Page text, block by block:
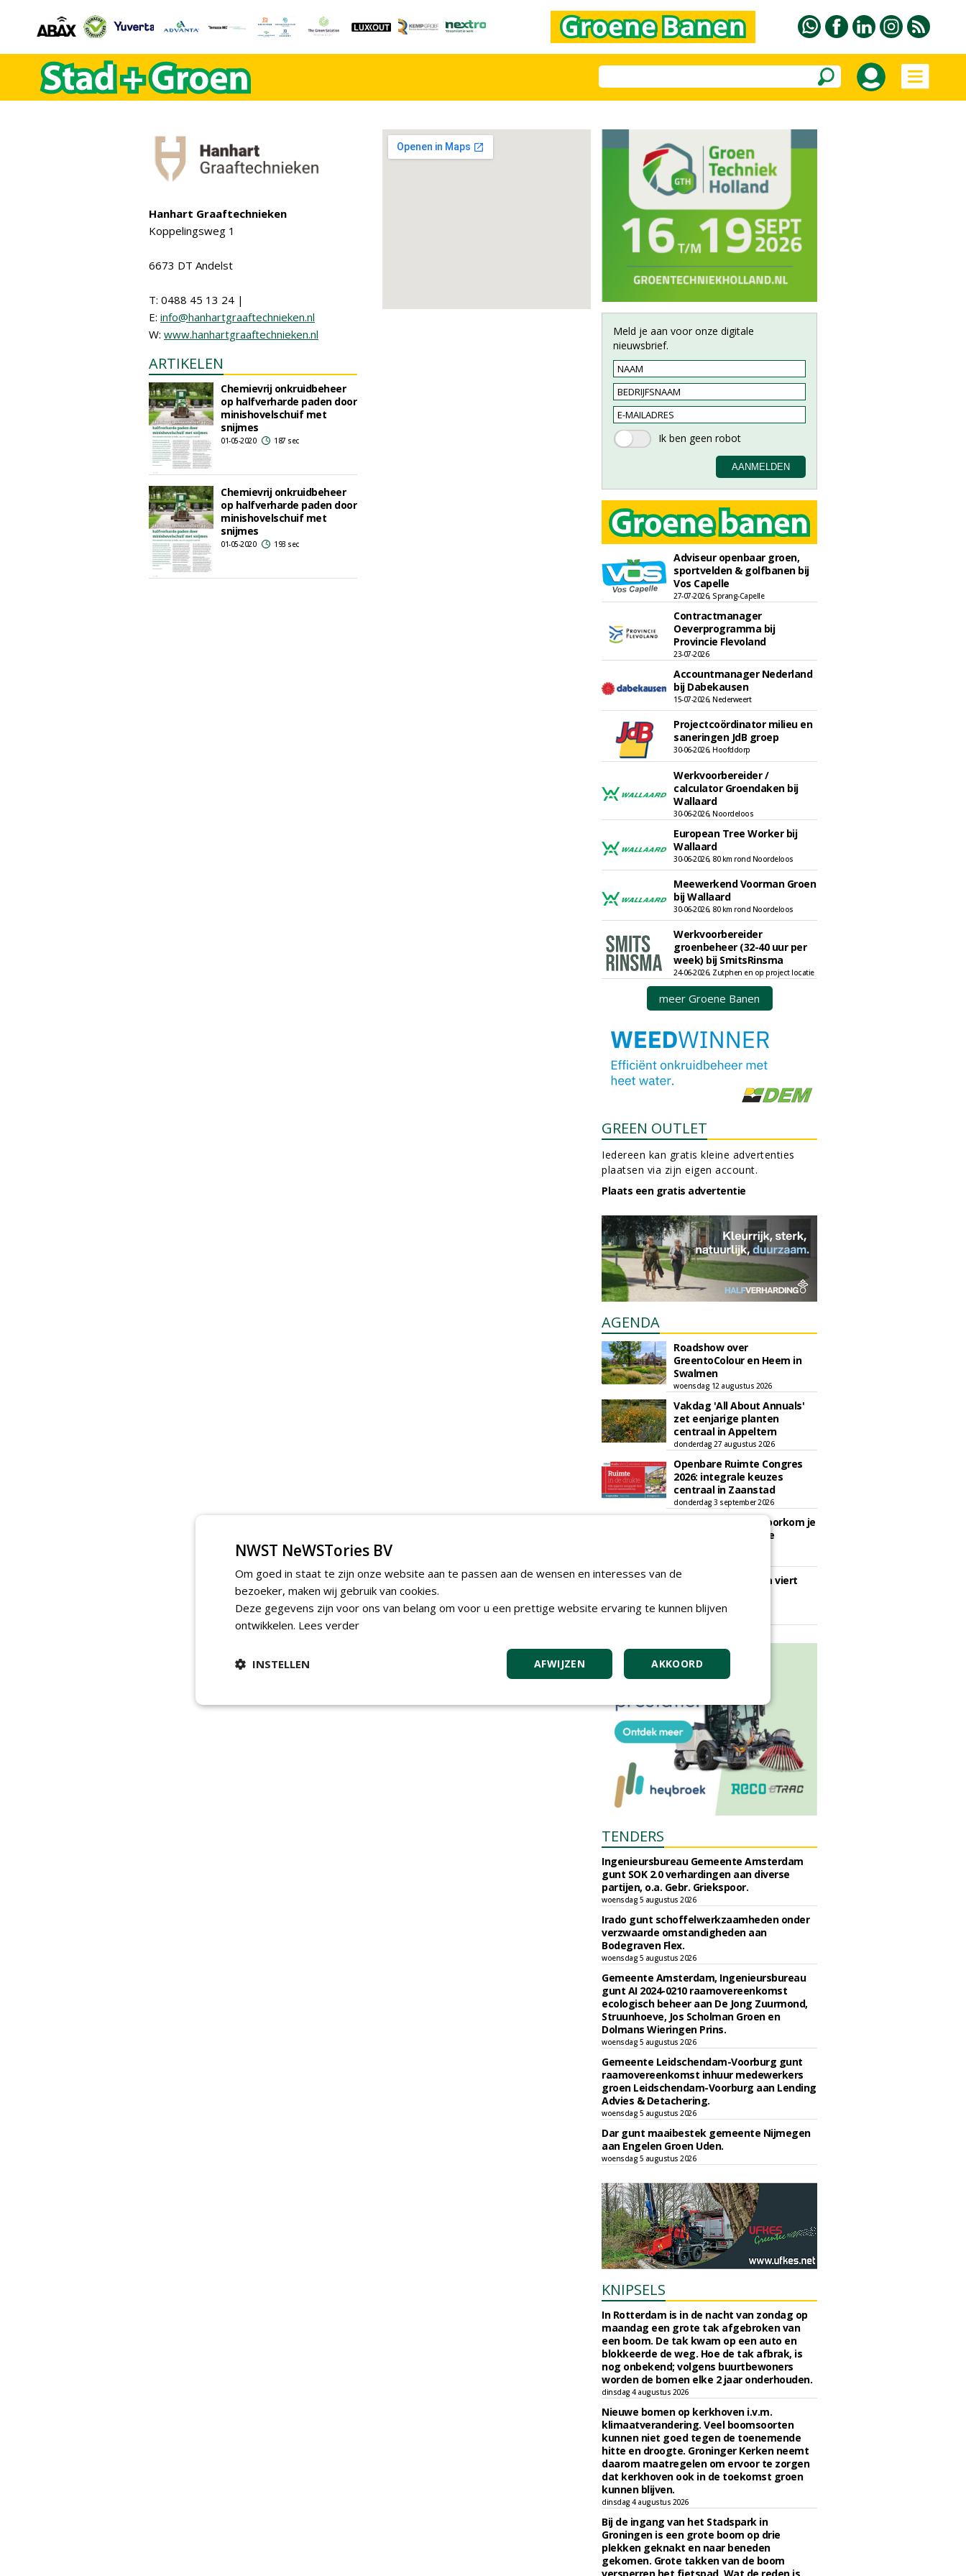
Hanhart Graaftechnieken
Koppelingsweg 1
6673 DT Andelst
T: 0488 45 13 24 |
E: info@hanhartgraaftechnieken.nl
W: www.hanhartgraaftechnieken.nl
ARTIKELEN
Chemievrij onkruidbeheer
op halfverharde paden door
minishovelschuif met
snijmes
01-05-2020 187 sec
Chemievrij onkruidbeheer
op halfverharde paden door
minishovelschuif met
snijmes
01-05-2020 193 sec
Meld je aan voor onze digitale
nieuwsbrief.
Adviseur openbaar groen,
sportvelden & golfbanen bij
Vos Capelle
27-07-2026, Sprang-Capelle
Contractmanager
Oeverprogramma bij
Provincie Flevoland
23-07-2026
Accountmanager Nederland
bij Dabekausen
15-07-2026, Nederweert
Projectcoördinator milieu en
saneringen JdB groep
30-06-2026, Hoofddorp
Werkvoorbereider /
calculator Groendaken bij
Wallaard
30-06-2026, Noordeloos
European Tree Worker bij
Wallaard
30-06-2026, 80 km rond Noordeloos
Meewerkend Voorman Groen
bij Wallaard
30-06-2026, 80 km rond Noordeloos
Werkvoorbereider
groenbeheer (32-40 uur per
week) bij SmitsRinsma
24-06-2026, Zutphen en op project locatie
meer Groene Banen
GREEN OUTLET
Iedereen kan gratis kleine advertenties
plaatsen via zijn eigen account.
Plaats een gratis advertentie
AGENDA
Roadshow over
GreentoColour en Heem in
Swalmen
woensdag 12 augustus 2026
Vakdag 'All About Annuals'
zet eenjarige planten
centraal in Appeltern
donderdag 27 augustus 2026
Openbare Ruimte Congres
2026: integrale keuzes
centraal in Zaanstad
donderdag 3 september 2026
Lunchwebinar: zo voorkom je
dat natuurinclusieve
Rooftop Symposium viert
dakontwikkeling
TENDERS
Ingenieursbureau Gemeente Amsterdam
gunt SOK 2.0 verhardingen aan diverse
partijen, o.a. Gebr. Griekspoor.
woensdag 5 augustus 2026
Irado gunt schoffelwerkzaamheden onder
verzwaarde omstandigheden aan
Bodegraven Flex.
woensdag 5 augustus 2026
Gemeente Amsterdam, Ingenieursbureau
gunt AI 2024-0210 raamovereenkomst
ecologisch beheer aan De Jong Zuurmond,
Struunhoeve, Jos Scholman Groen en
Dolmans Wieringen Prins.
woensdag 5 augustus 2026
Gemeente Leidschendam-Voorburg gunt
raamovereenkomst inhuur medewerkers
groen Leidschendam-Voorburg aan Lending
Advies & Detachering.
woensdag 5 augustus 2026
Dar gunt maaibestek gemeente Nijmegen
aan Engelen Groen Uden.
woensdag 5 augustus 2026
KNIPSELS
In Rotterdam is in de nacht van zondag op
maandag een grote tak afgebroken van
een boom. De tak kwam op een auto en
blokkeerde de weg. Hoe de tak afbrak, is
nog onbekend; volgens buurtbewoners
worden de bomen elke 2 jaar onderhouden.
dinsdag 4 augustus 2026
Nieuwe bomen op kerkhoven i.v.m.
klimaatverandering. Veel boomsoorten
kunnen niet goed tegen de toenemende
hitte en droogte. Groninger Kerken neemt
daarom maatregelen om ervoor te zorgen
dat kerkhoven ook in de toekomst groen
kunnen blijven.
dinsdag 4 augustus 2026
Bij de ingang van het Stadspark in
Groningen is een grote boom op drie
plekken geknakt en naar beneden
gekomen. Grote takken van de boom
NWST NeWSTories BV
Om goed in staat te zijn onze website aan te passen aan de wensen en interesses van de
bezoeker, maken wij gebruik van cookies.
Deze gegevens zijn voor ons van belang om voor u een prettige website ervaring te kunnen blijven
ontwikkelen. Lees verder
AKKOORD
AFWIJZEN
INSTELLEN